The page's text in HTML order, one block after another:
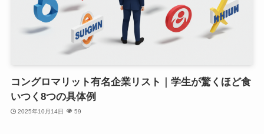
コングロマリット有名企業リスト｜学生が驚くほど食
いつく8つの具体例
2025年10月14日 59